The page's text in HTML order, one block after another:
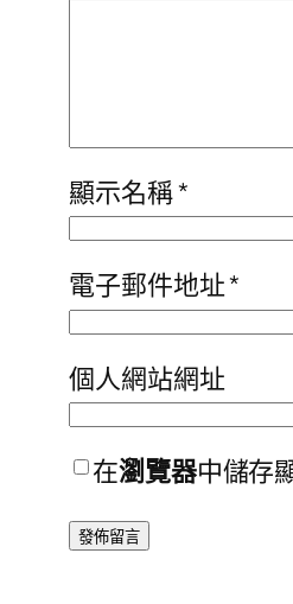
顯示名稱*
電子郵件地址*
個人網站網址
在瀏覽器中儲存